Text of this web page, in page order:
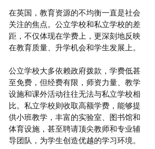
在英国，教育资源的不均衡一直是社会
关注的焦点。公立学校和私立学校的差
距，不仅体现在学费上，更深刻地反映
在教育质量、升学机会和学生发展上。
公立学校大多依赖政府拨款，学费低甚
至免费，但经费有限，师资力量、教学
设施和课外活动往往无法与私立学校相
比。私立学校则收取高额学费，能够提
供小班教学，丰富的实验室、图书馆和
体育设施，甚至聘请顶尖教师和专业辅
导团队，为学生创造优越的学习环境。